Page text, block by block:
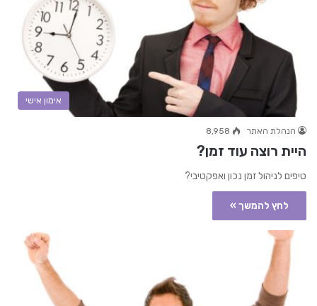
אימון אישי
הנהלת האתר 8,958
היית רוצה עוד זמן?
טיפים לניהול זמן נכון ואפקטיבי?
לחץ להמשך »